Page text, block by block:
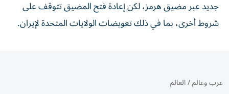
جديد عبر مضيق هرمز، لكن إعادة فتح المضيق تتوقف على
شروط أخرى، بما في ذلك تعويضات الولايات المتحدة لإيران.
عرب وعالم/العالم